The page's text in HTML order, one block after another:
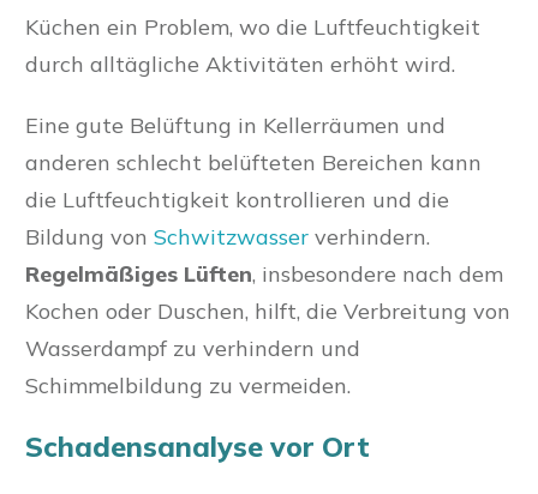
Küchen ein Problem, wo die Luftfeuchtigkeit
durch alltägliche Aktivitäten erhöht wird.
Eine gute Belüftung in Kellerräumen und
anderen schlecht belüfteten Bereichen kann
die Luftfeuchtigkeit kontrollieren und die
Bildung von Schwitzwasser verhindern.
Regelmäßiges Lüften, insbesondere nach dem
Kochen oder Duschen, hilft, die Verbreitung von
Wasserdampf zu verhindern und
Schimmelbildung zu vermeiden.
Schadensanalyse vor Ort